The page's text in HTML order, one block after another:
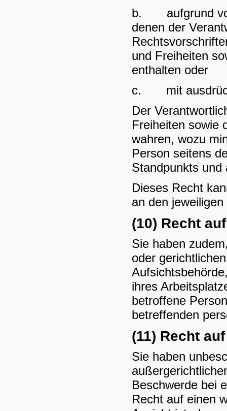
b. aufgrund von
denen der
und Freiheiten
enthalten oder
c. mit
Der
Freiheiten sowie
wahren, wozu
Person seitens
Standpunkts und
Dieses Recht
an den
(10) Recht
Sie haben
oder
ihres
betroffene
betreffenden
(11) Recht
Sie haben
Beschwerde bei
Recht auf einen